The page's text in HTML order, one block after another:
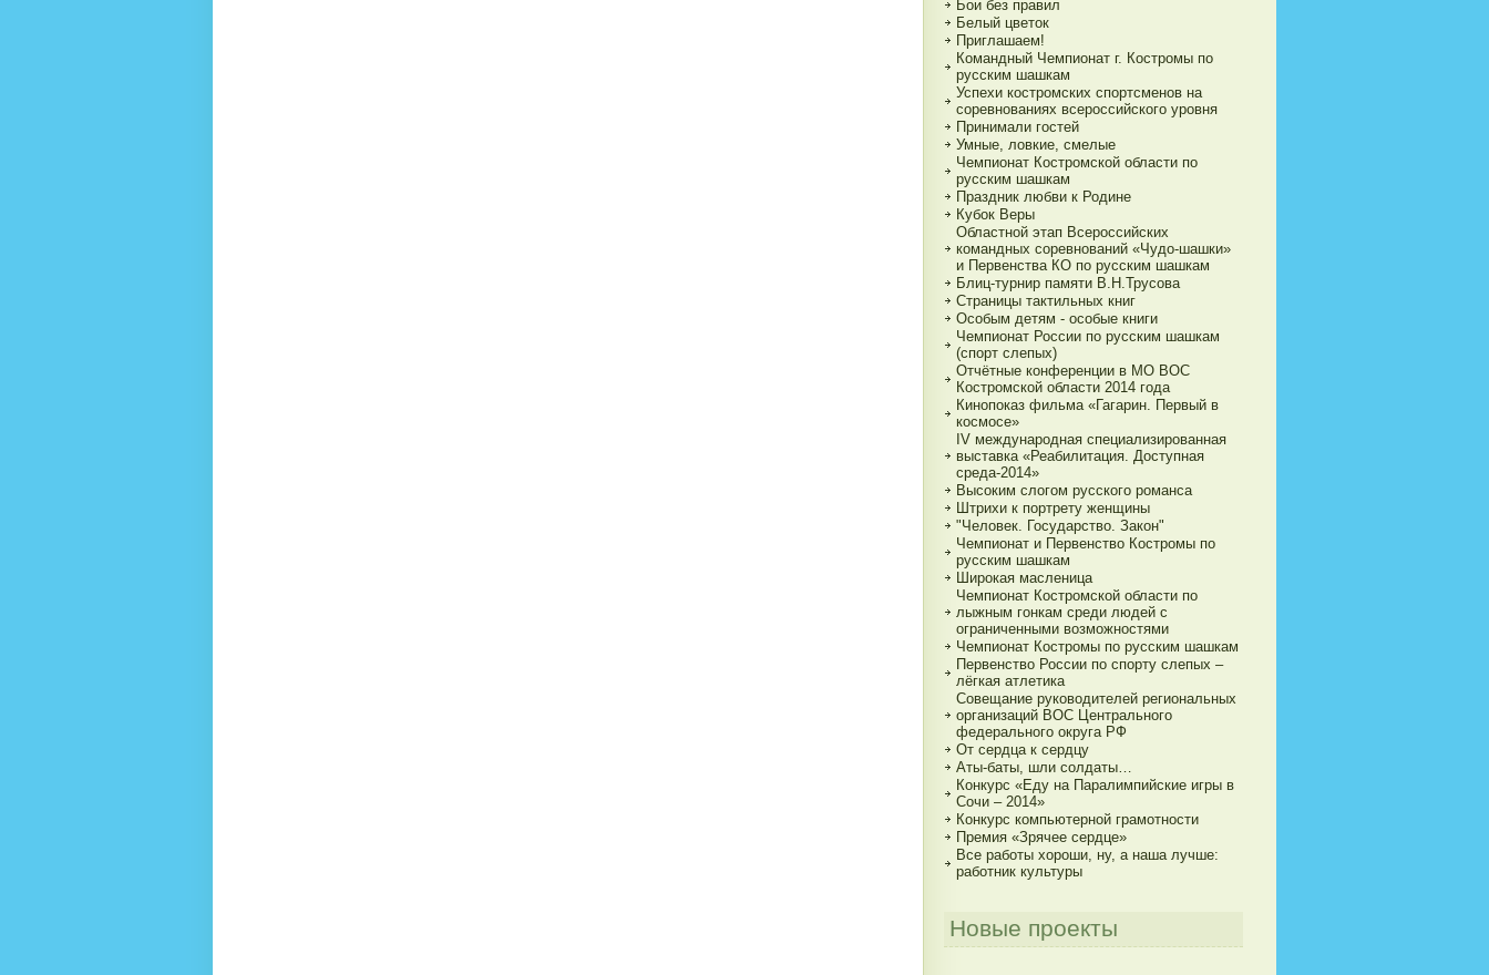
Бои без правил
Белый цветок
Приглашаем!
Командный Чемпионат г. Костромы по
русским шашкам
Успехи костромских спортсменов на
соревнованиях всероссийского уровня
Принимали гостей
Умные, ловкие, смелые
Чемпионат Костромской области по
русским шашкам
Праздник любви к Родине
Кубок Веры
Областной этап Всероссийских
командных соревнований «Чудо-шашки»
и Первенства КО по русским шашкам
Блиц-турнир памяти В.Н.Трусова
Страницы тактильных книг
Особым детям - особые книги
Чемпионат России по русским шашкам
(спорт слепых)
Отчётные конференции в МО ВОС
Костромской области 2014 года
Кинопоказ фильма «Гагарин. Первый в
космосе»
IV международная специализированная
выставка «Реабилитация. Доступная
среда-2014»
Высоким слогом русского романса
Штрихи к портрету женщины
"Человек. Государство. Закон"
Чемпионат и Первенство Костромы по
русским шашкам
Широкая масленица
Чемпионат Костромской области по
лыжным гонкам среди людей с
ограниченными возможностями
Чемпионат Костромы по русским шашкам
Первенство России по спорту слепых –
лёгкая атлетика
Совещание руководителей региональных
организаций ВОС Центрального
федерального округа РФ
От сердца к сердцу
Аты-баты, шли солдаты…
Конкурс «Еду на Паралимпийские игры в
Сочи – 2014»
Конкурс компьютерной грамотности
Премия «Зрячее сердце»
Все работы хороши, ну, а наша лучше:
работник культуры
Новые проекты